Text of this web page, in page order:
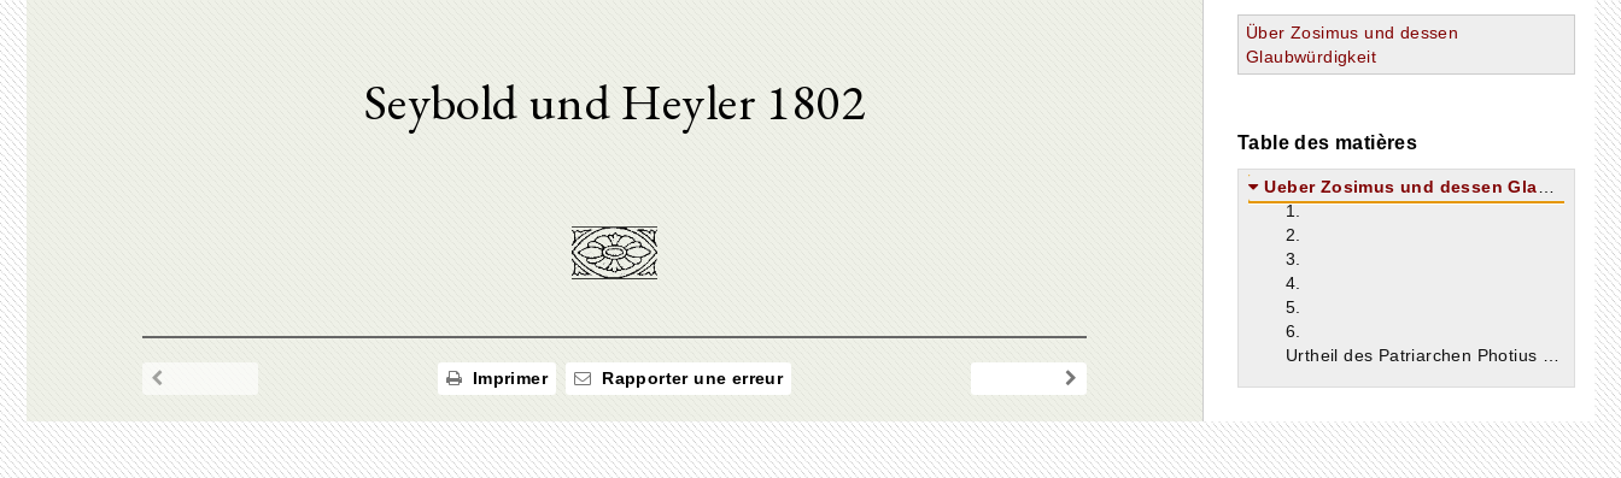
Seybold und Heyler 1802
Imprimer Rapporter une erreur
Über Zosimus und dessen
Glaubwürdigkeit
Table des matières
Ueber Zosimus und dessen Glaubwürdigkeit
1.
2.
3.
4.
5.
6.